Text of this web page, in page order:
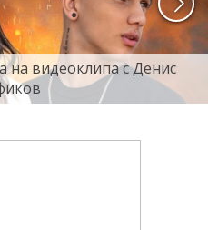
на видеоклипа с Денис